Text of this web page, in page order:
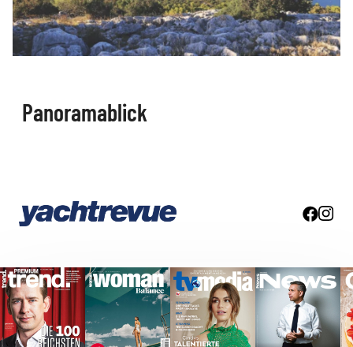
Panoramablick